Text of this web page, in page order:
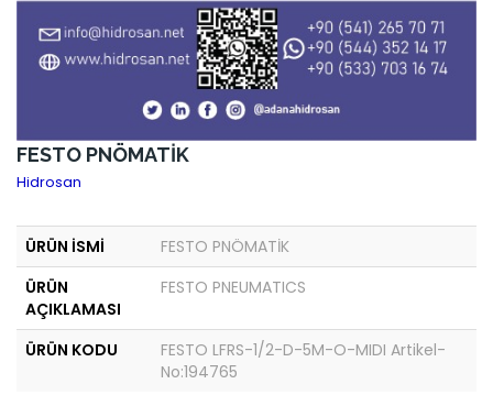
FESTO PNÖMATİK
Hidrosan
ÜRÜN İSMİ
FESTO PNÖMATİK
ÜRÜN
AÇIKLAMASI
FESTO PNEUMATICS
ÜRÜN KODU
FESTO LFRS-1/2-D-5M-O-MIDI Artikel-
No:194765